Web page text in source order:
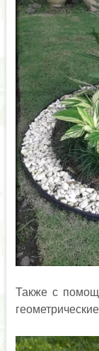
Также с